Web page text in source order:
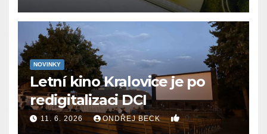
NOVINKY
Letní kino Kralovice je po
redigitalizaci DCI
11. 6. 2026 ONDŘEJ BECK 0